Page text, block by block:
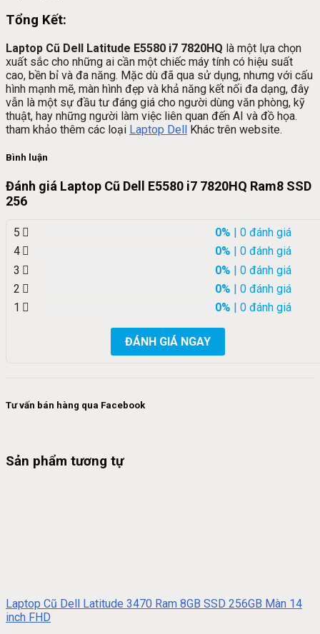
Tổng Kết:
Laptop Cũ Dell Latitude E5580 i7 7820HQ là một lựa chọn
xuất sắc cho những ai cần một chiếc máy tính có hiệu suất
cao, bền bỉ và đa năng. Mặc dù đã qua sử dụng, nhưng với cấu
hình mạnh mẽ, màn hình đẹp và khả năng kết nối đa dạng, đây
vẫn là một sự đầu tư đáng giá cho người dùng văn phòng, kỹ
thuật, hay những người làm việc liên quan đến AI và đồ họa.
tham khảo thêm các loại Laptop Dell Khác trên website.
Bình luận
Đánh giá Laptop Cũ Dell E5580 i7 7820HQ Ram8 SSD
256
5 0% | 0 đánh giá
4
0% | 0 đánh giá
3
0% | 0 đánh giá
2
0% | 0 đánh giá
1
0% | 0 đánh giá
ĐÁNH GIÁ NGAY
Tư vấn bán hàng qua Facebook
Sản phẩm tương tự
Laptop Cũ Dell Latitude 3470 Ram 8GB SSD 256GB Màn 14
inch FHD